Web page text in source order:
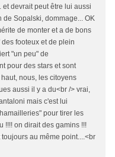
devrait peut être lui aussi
de Sopalski, dommage... OK
de monter et a de bons
footeux et de plein
"un peu" de
pour des stars et sont
nous, les citoyens
aussi il y a du<br /> vrai,
mais c'est lui
pour tirer les
!!!! on dirait des gamins !!!
au même point....<br